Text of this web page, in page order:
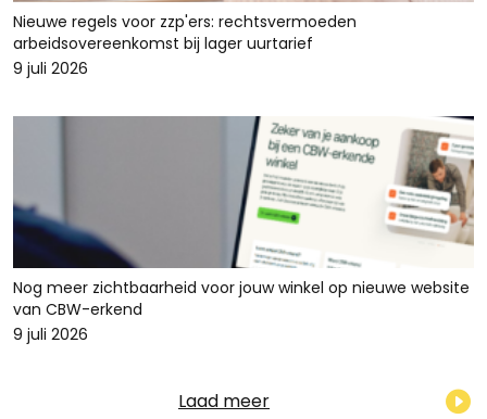
Nieuwe regels voor zzp'ers: rechtsvermoeden
arbeidsovereenkomst bij lager uurtarief
9 juli 2026
Nog meer zichtbaarheid voor jouw winkel op nieuwe website
van CBW-erkend
9 juli 2026
Laad meer